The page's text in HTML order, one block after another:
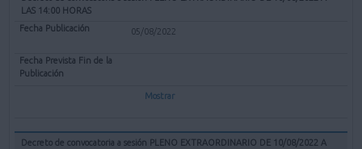
LAS 14:00 HORAS
05/08/2022
Mostrar
Decreto de convocatoria a sesión PLENO EXTRAORDINARIO DE 10/08/2022 A